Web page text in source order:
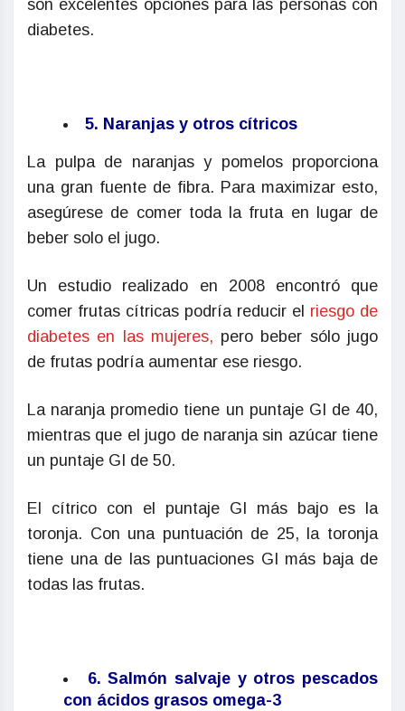
son excelentes opciones para las personas con
diabetes.
5. Naranjas y otros cítricos
La pulpa de naranjas y pomelos proporciona
una gran fuente de fibra. Para maximizar esto,
asegúrese de comer toda la fruta en lugar de
beber solo el jugo.
Un estudio realizado en 2008 encontró que
comer frutas cítricas podría reducir el riesgo de
diabetes en las mujeres, pero beber sólo jugo
de frutas podría aumentar ese riesgo.
La naranja promedio tiene un puntaje GI de 40,
mientras que el jugo de naranja sin azúcar tiene
un puntaje GI de 50.
El cítrico con el puntaje GI más bajo es la
toronja. Con una puntuación de 25, la toronja
tiene una de las puntuaciones GI más baja de
todas las frutas.
6. Salmón salvaje y otros pescados
con ácidos grasos omega-3